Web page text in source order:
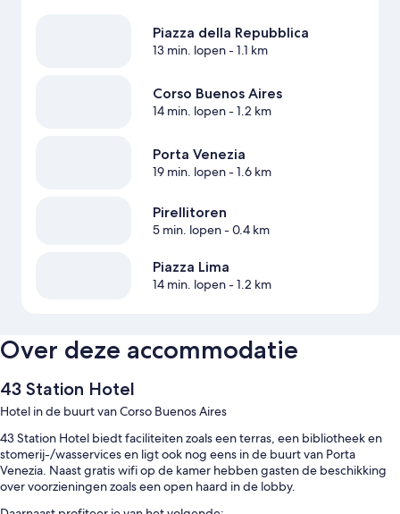
Piazza della Repubblica
13 min. lopen- 1.1 km
Corso Buenos Aires
14 min. lopen- 1.2 km
Porta Venezia
19 min. lopen- 1.6 km
Pirellitoren
5 min. lopen- 0.4 km
Piazza Lima
14 min. lopen- 1.2 km
Over deze accommodatie
43 Station Hotel
Hotel in de buurt van Corso Buenos Aires
43 Station Hotel biedt faciliteiten zoals een terras, een bibliotheek en
stomerij-/wasservices en ligt ook nog eens in de buurt van Porta
Venezia. Naast gratis wifi op de kamer hebben gasten de beschikking
over voorzieningen zoals een open haard in de lobby.